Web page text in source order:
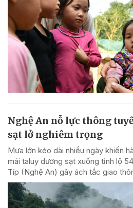
Nghệ An nỗ lực thông
sạt lở nghiêm trọng
Mưa lớn kéo dài nhiều ngày khiến
mái taluy dương sạt xuống tỉnh lộ
Típ (Nghệ An) gây ách tắc giao